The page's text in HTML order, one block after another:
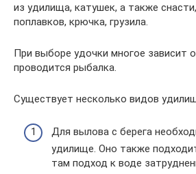
из удилища, катушек, а также
поплавков, крючка, грузила.
При выборе удочки многое зависит
проводится рыбалка.
Существует несколько видов
Для вылова с берега
удилище. Оно также
там подход к воде